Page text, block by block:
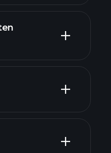
Berichte